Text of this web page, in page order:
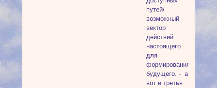
путей/
возможный
вектор
действий
настоящего
для
формирования
будущего. - а
вот и третья